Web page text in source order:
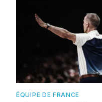
ÉQUIPE DE FRANCE